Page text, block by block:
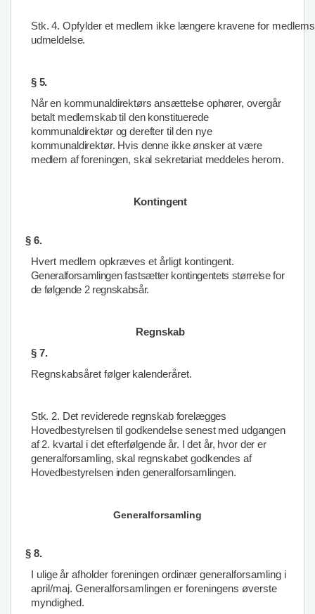
Stk. 4. Opfylder et medlem ikke længere kravene for
udmeldelse.
§ 5.
Når en kommunaldirektørs ansættelse ophører, overgår
betalt medlemskab til den konstituerede
kommunaldirektør og derefter til den nye
kommunaldirektør. Hvis denne ikke ønsker at være
medlem af foreningen, skal sekretariat meddeles herom.
Kontingent
§ 6.
Hvert medlem opkræves et årligt kontingent.
Generalforsamlingen fastsætter kontingentets størrelse for
de følgende 2 regnskabsår.
Regnskab
§ 7.
Regnskabsåret følger kalenderåret.
Stk. 2. Det reviderede regnskab forelægges
Hovedbestyrelsen til godkendelse senest med udgangen
af 2. kvartal i det efterfølgende år. I det år, hvor der er
generalforsamling, skal regnskabet godkendes af
Hovedbestyrelsen inden generalforsamlingen.
Generalforsamling
§ 8.
ulige år afholder foreningen ordinær generalforsamling i
april/maj. Generalforsamlingen er foreningens øverste
myndighed.